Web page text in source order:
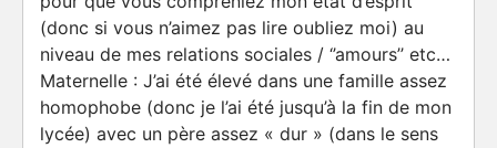
(donc si vous n’aimez pas lire oubliez moi) au
niveau de mes relations sociales / ‘’amours’’ etc…
Maternelle : J’ai été élevé dans une famille assez
homophobe (donc je l’ai été jusqu’à la fin de mon
lycée) avec un père assez « dur » (dans le sens